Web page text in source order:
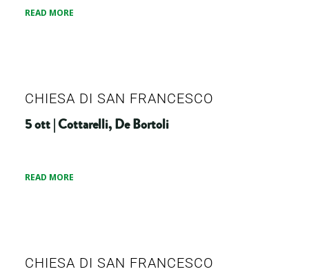
READ MORE
CHIESA DI SAN FRANCESCO
5 ott | Cottarelli, De Bortoli
READ MORE
CHIESA DI SAN FRANCESCO